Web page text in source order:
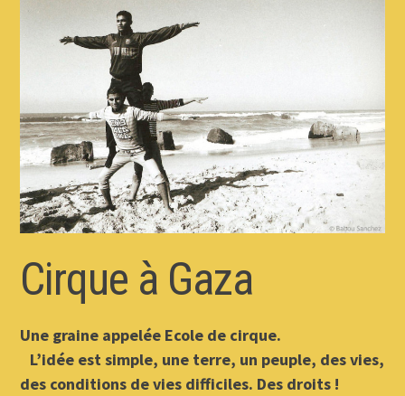
Cirque à Gaza
Une graine appelée Ecole de cirque.
L’idée est simple, une terre, un peuple, des vies,
des conditions de vies difficiles. Des droits !